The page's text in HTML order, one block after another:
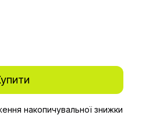
накопичувальної знижки